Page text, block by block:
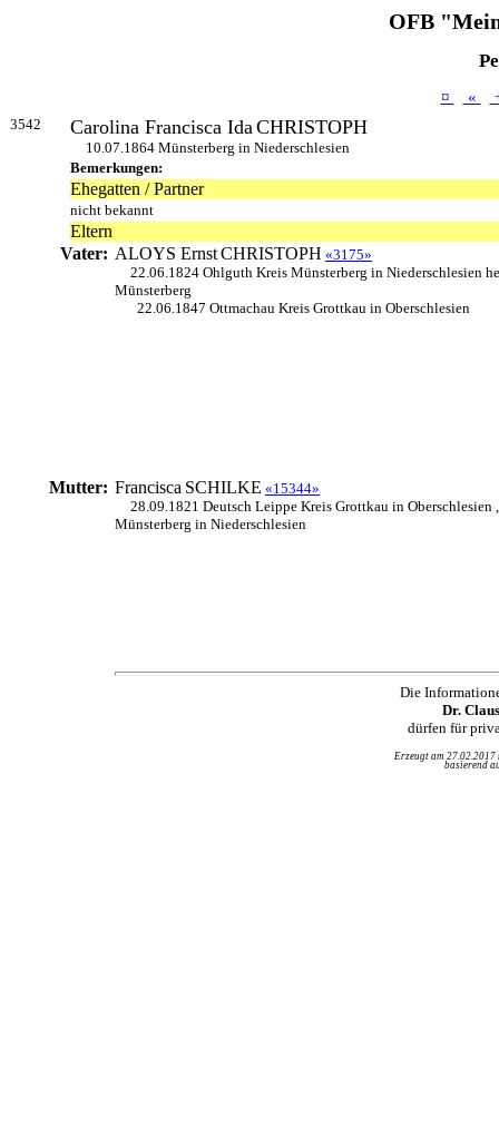
OFB
¤ «
3542 Carolina Francisca IdaCHRISTOPH
10.07.1864 Münsterberg in Niederschlesien
Bemerkungen:
Ehegatten / Partner
nicht bekannt
Eltern
Vater: ALOYS ErnstCHRISTOPH «3175»
22.06.1824 Ohlguth Kreis Münsterberg in Niederschlesien
Münsterberg
22.06.1847 Ottmachau Kreis Grottkau in Oberschlesien
Mutter: Francisca SCHILKE «15344»
28.09.1821 Deutsch Leippe Kreis Grottkau in Oberschlesien
Münsterberg in Niederschlesien
Die
Dr.
dürfen für
Erzeugt am
basierend